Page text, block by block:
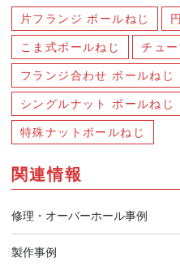
片フランジ ボールねじ
こま式ボールねじ チュ
フランジ合わせ ボールねじ
シングルナット ボールねじ
特殊ナットボールねじ
関連情報
修理・オーバーホール事例
製作事例